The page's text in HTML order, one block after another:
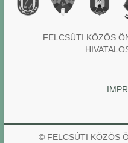
FELCSÚTI KÖZÖS
© FELCSÚTI KÖZÖS